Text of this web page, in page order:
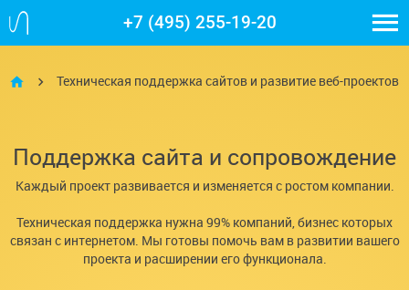
+7 (495) 255-19-20
Техническая поддержка сайтов и развитие веб-проектов
Поддержка сайта и сопровождение
Каждый проект развивается и изменяется с ростом компании.
Техническая поддержка нужна 99% компаний, бизнес которых
связан с интернетом. Мы готовы помочь вам в развитии вашего
проекта и расширении его функционала.